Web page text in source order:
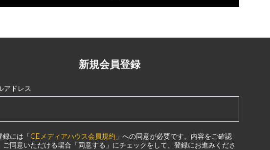
新規会員登録
アドレス
録には「CEメディアハウス会員規約 」への同意が必要です。内容をご確認
ご同意いただける場合「同意する」にチェックをして、登録にお進みくださ